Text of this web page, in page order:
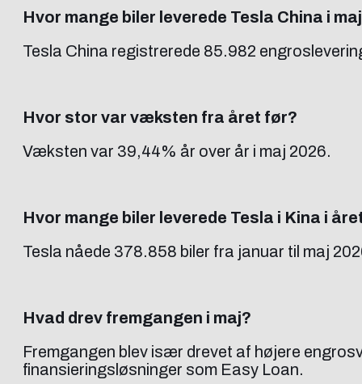
Hvor mange biler leverede Tesla China i
Tesla China registrerede 85.982
Hvor stor var væksten fra året før?
Væksten var 39,44% år over år i maj 2026.
Hvor mange biler leverede Tesla i Kina i
Tesla nåede 378.858 biler fra januar til maj
Hvad drev fremgangen i maj?
Fremgangen blev især drevet af højere
finansieringsløsninger som Easy Loan.